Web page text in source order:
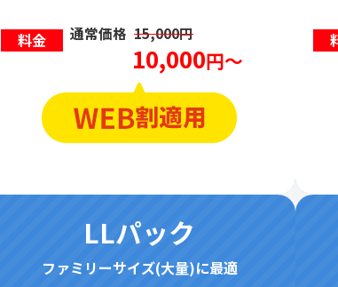
料金 通常価格 15,000円
10,000円～
LLパック
ファミリーサイズ(大量)に最適